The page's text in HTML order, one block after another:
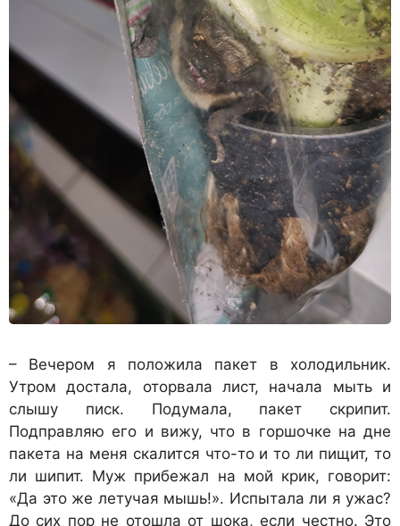
– Вечером я положила пакет в холодильник.
Утром достала, оторвала лист, начала мыть и
слышу писк. Подумала, пакет скрипит.
Подправляю его и вижу, что в горшочке на дне
пакета на меня скалится что-то и то ли пищит, то
ли шипит. Муж прибежал на мой крик, говорит:
«Да это же летучая мышь!». Испытала ли я ужас?
До сих пор не отошла от шока, если честно. Это